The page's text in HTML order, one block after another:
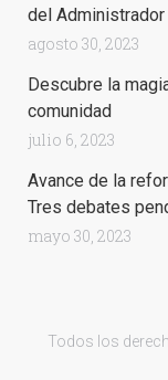
del Administrador
agosto 30, 2023
Descubre la
comunidad
julio 6, 2023
Avance de la
Tres debates
mayo 30, 2023
Todos los